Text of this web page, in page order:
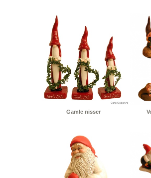
Gamle nisser